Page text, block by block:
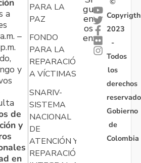
a
–
y
de
y
en
PARA LA
PAZ
FONDO
PARA LA
REPARACIÓN
A VÍCTIMAS
SNARIV-
SISTEMA
NACIONAL
DE
ATENCIÓN Y
REPARACIÓN
gu
en
os
en:
Copyrigth
2023
-
Todos
los
derechos
Gobierno
de
Colombia